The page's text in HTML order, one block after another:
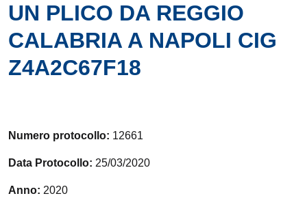
UN PLICO DA REGGIO
CALABRIA A NAPOLI CIG
Z4A2C67F18
Numero protocollo: 12661
Data Protocollo: 25/03/2020
Anno: 2020